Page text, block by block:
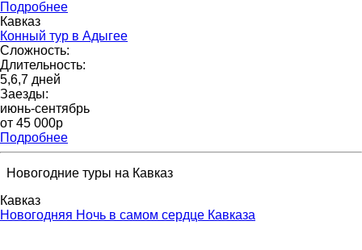
Подробнее
Кавказ
Конный тур в Адыгее
Сложность:
Длительность:
5,6,7 дней
Заезды:
июнь-сентябрь
от 45 000p
Подробнее
Новогодние туры на Кавказ
Кавказ
Новогодняя Ночь в самом сердце Кавказа